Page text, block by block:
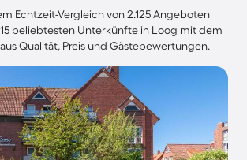
Echtzeit-Vergleich von 2.125 Angeboten
beliebtesten Unterkünfte in Loog mit dem
Qualität, Preis und Gästebewertungen.